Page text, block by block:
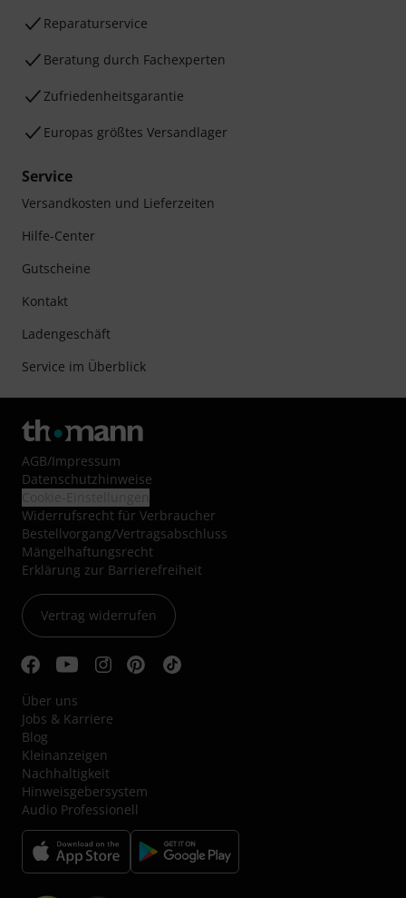
Reparaturservice
Beratung durch Fachexperten
Zufriedenheitsgarantie
Europas größtes Versandlager
Service
Versandkosten und Lieferzeiten
Hilfe-Center
Gutscheine
Kontakt
Ladengeschäft
Service im Überblick
AGB/Impressum
Datenschutzhinweise
Widerrufsrecht für Verbraucher
Bestellvorgang/Vertragsabschluss
Mängelhaftungsrecht
Erklärung zur Barrierefreiheit
Vertrag widerrufen
Über uns
Jobs & Karriere
Blog
Kleinanzeigen
Nachhaltigkeit
Hinweisgebersystem
Audio Professionell